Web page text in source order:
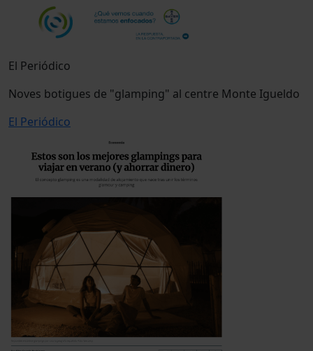
El Periódico
Noves botigues de "glamping" al centre Monte Igueldo
El Periódico